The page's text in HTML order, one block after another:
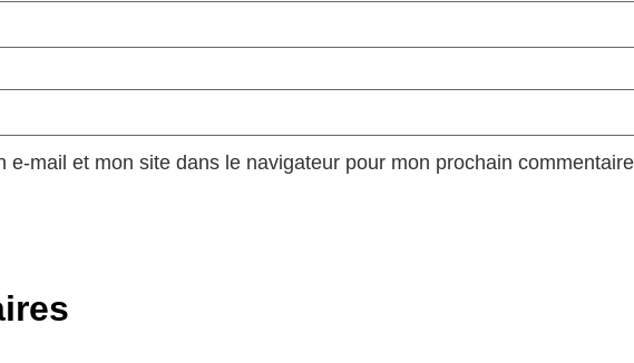
e-mail et mon site dans le navigateur pour mon prochain